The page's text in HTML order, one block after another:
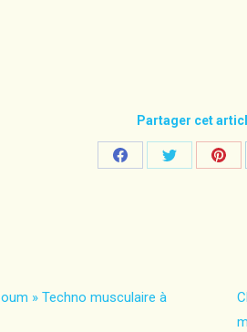
Partager cet
Share
Share
» Techno musculaire à